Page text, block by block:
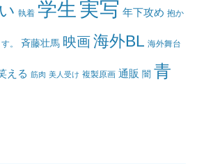
執着 学生 実写 年下攻め 抱か
。 斉藤壮馬 映画海外BL 海外舞台
える 筋肉 美人受け 複製原画 通販 闇 青